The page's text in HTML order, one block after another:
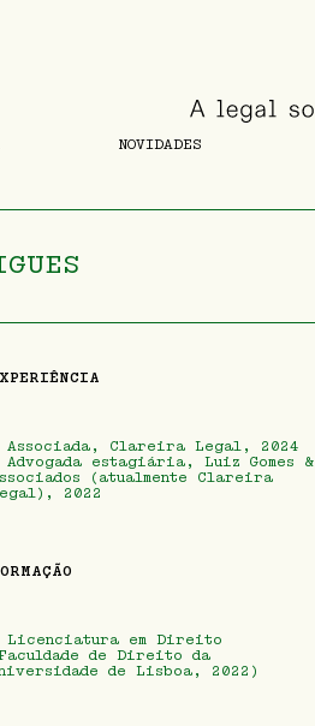
NOVIDADES
Associada, Clareira Legal, 2024
Advogada estagiária, Luiz Gomes &
(atualmente Clareira
2022
Licenciatura em Direito
de Direito da
de Lisboa, 2022)